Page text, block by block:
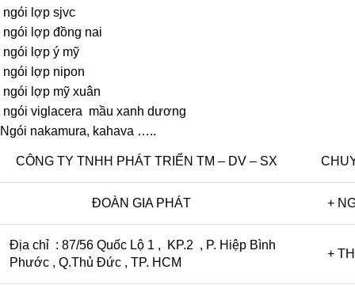
ngói lợp sjvc
ngói lợp đồng nai
ngói lợp ý mỹ
ngói lợp nipon
ngói lợp mỹ xuân
ngói viglacera mầu xanh dương
Ngói nakamura, kahava …..
CÔNG TY TNHH PHÁT TRIỂN TM – DV – SX
ĐOÀN GIA PHÁT +
Địa chỉ : 87/56 Quốc Lộ 1 , KP.2 , P. Hiệp Bình
Phước , Q.Thủ Đức , TP. HCM
+